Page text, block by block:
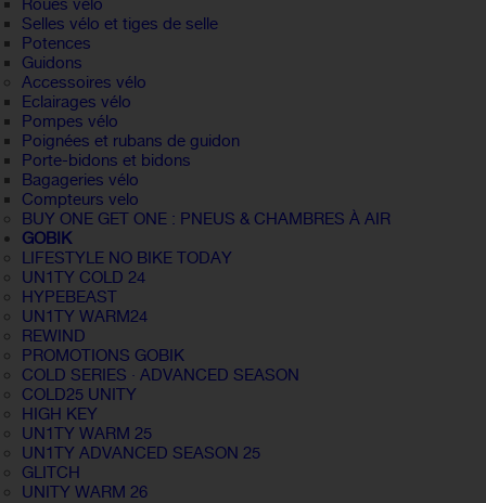
Roues vélo
Selles vélo et tiges de selle
Potences
Guidons
Accessoires vélo
Eclairages vélo
Pompes vélo
Poignées et rubans de guidon
Porte-bidons et bidons
Bagageries vélo
Compteurs velo
BUY ONE GET ONE : PNEUS & CHAMBRES À AIR
GOBIK
LIFESTYLE NO BIKE TODAY
UN1TY COLD 24
HYPEBEAST
UN1TY WARM24
REWIND
PROMOTIONS GOBIK
COLD SERIES · ADVANCED SEASON
COLD25 UNITY
HIGH KEY
UN1TY WARM 25
UN1TY ADVANCED SEASON 25
GLITCH
UNITY WARM 26